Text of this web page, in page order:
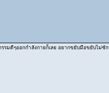
รรมดีๆออกกำลังกายก็เลย อยากขยับมือขยับไ